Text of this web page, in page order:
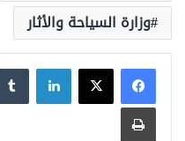
وزارة السياحة والأثار
لينكدإن
طباعة